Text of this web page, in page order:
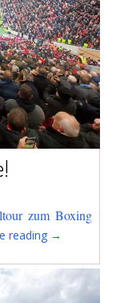
zum Boxing
reading
“Anfield
once
→